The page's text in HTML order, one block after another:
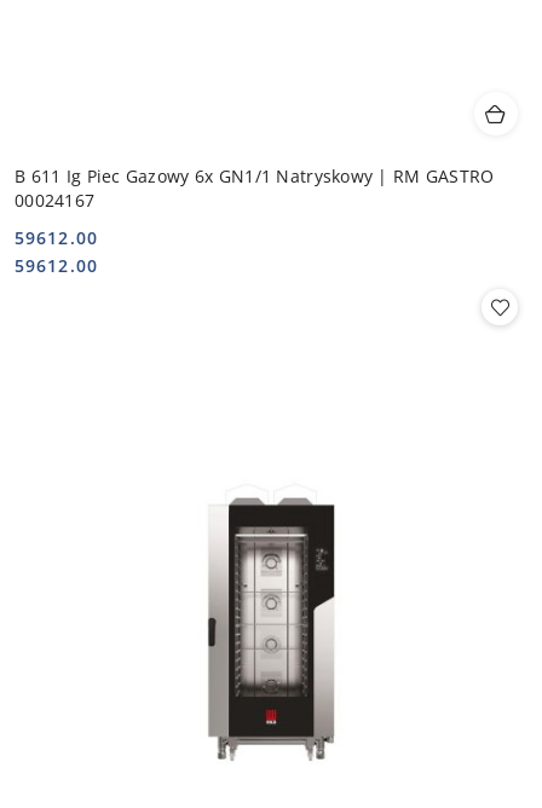
B 611 Ig Piec Gazowy 6x GN1/1 Natryskowy | RM GASTRO
00024167
Cena:
59612.00
Cena:
59612.00